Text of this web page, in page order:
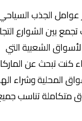
الجذب السياحي
الشوارع التجارية
الشعبية التي
تبحث عن الماركات
وشراء الهدايا
تناسب جميع